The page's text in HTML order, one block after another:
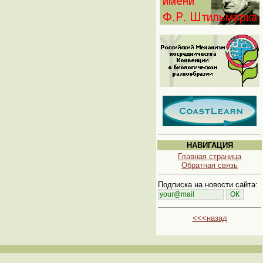
НАВИГАЦИЯ
Главная страница
Обратная связь
Подписка на новости сайта:
<<<назад